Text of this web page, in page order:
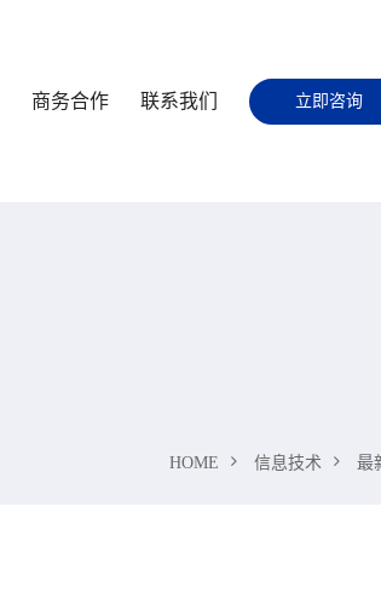
商务合作 联系我们 立即咨询
HOME 信息技术 最